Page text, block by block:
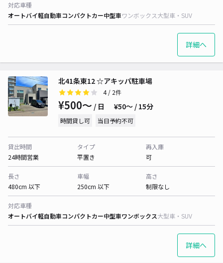
対応車種
オートバイ軽自動車コンパクトカー中型車ワンボックス大型車・SUV
詳細へ
北41条東12 ☆アキッパ駐車場
4/ 2件
¥500〜 / 日 ¥50〜 / 15分
時間貸し可 当日予約不可
貸出時間
24時間営業
タイプ
平置き
再入庫
可
長さ
480cm 以下
車幅
250cm 以下
高さ
制限なし
対応車種
オートバイ軽自動車コンパクトカー中型車ワンボックス大型車・SUV
詳細へ